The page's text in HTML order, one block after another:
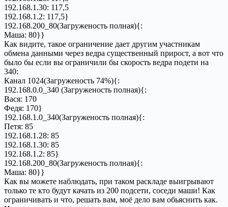
192.168.1.30: 117,5
192.168.1.2: 117,5}
192.168.200_80(Загруженость полная){:
Маша: 80}}
Как видите, такое ограничение дает другим участникам
обмена данными через ведра существенный прирост, а вот что
было бы если вы ограничили бы скорость ведра подети на
340:
Канал 1024(Загруженость 74%){:
192.168.0.0_340 (Загруженость полная){:
Вася: 170
Федя: 170}
192.168.1.0_340(Загруженость полная){:
Петя: 85
192.168.1.28: 85
192.168.1.30: 85
192.168.1.2: 85}
192.168.200_80(Загруженость полная){:
Маша: 80}}
Как вы можете наблюдать, при таком раскладе выигрывают
только те кто будут качать из 200 подсети, соседи маши! Как
ограничивать и что, решать вам, моё дело вам обьяснить как.